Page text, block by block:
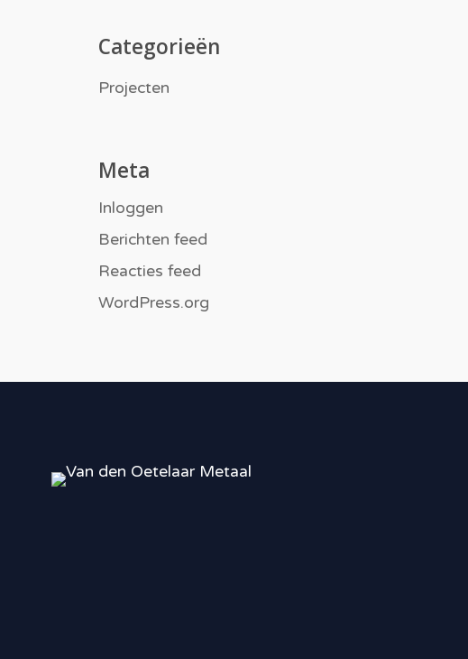
Categorieën
Projecten
Meta
Inloggen
Berichten feed
Reacties feed
WordPress.org